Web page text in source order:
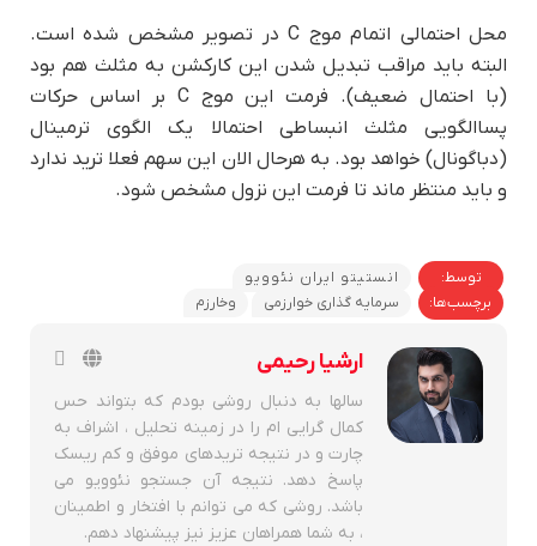
محل احتمالی اتمام موج C در تصویر مشخص شده است.
البته باید مراقب تبدیل شدن این کارکشن به مثلث هم بود
(با احتمال ضعیف). فرمت این موج C بر اساس حرکات
پساالگویی مثلث انبساطی احتمالا یک الگوی ترمینال
(دباگونال) خواهد بود. به هرحال الان این سهم فعلا ترید ندارد
و باید منتظر ماند تا فرمت این نزول مشخص شود.
توسط:
انستیتو ایران نئوویو
برچسب‌ها:
سرمایه گذاری خوارزمی وخارزم
ارشیا رحیمی
سالها به دنبال روشی بودم که بتواند حس
کمال گرایی ام را در زمینه تحلیل ، اشراف به
چارت و در نتیجه تریدهای موفق و کم ریسک
پاسخ دهد. نتیجه آن جستجو نئوویو می
باشد. روشی که می توانم با افتخار و اطمینان
، به شما همراهان عزیز نیز پیشنهاد دهم.